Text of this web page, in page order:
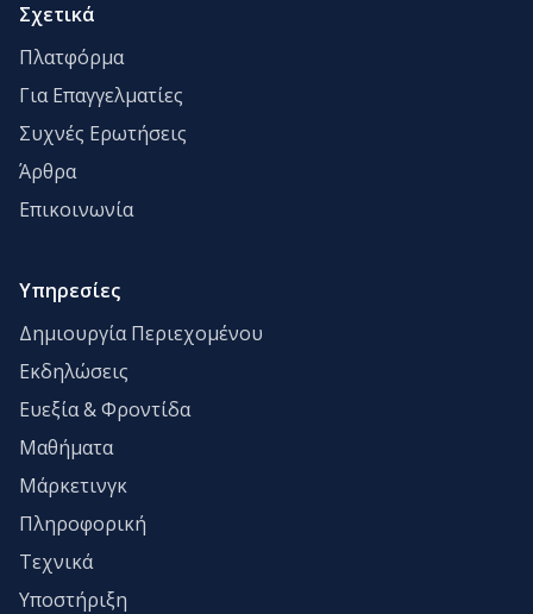
Σχετικά
Πλατφόρμα
Για Επαγγελματίες
Συχνές Ερωτήσεις
Άρθρα
Επικοινωνία
Υπηρεσίες
Δημιουργία Περιεχομένου
Εκδηλώσεις
Ευεξία & Φροντίδα
Μαθήματα
Μάρκετινγκ
Πληροφορική
Τεχνικά
Υποστήριξη